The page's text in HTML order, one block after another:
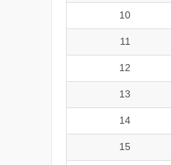
10
11
12
13
14
15